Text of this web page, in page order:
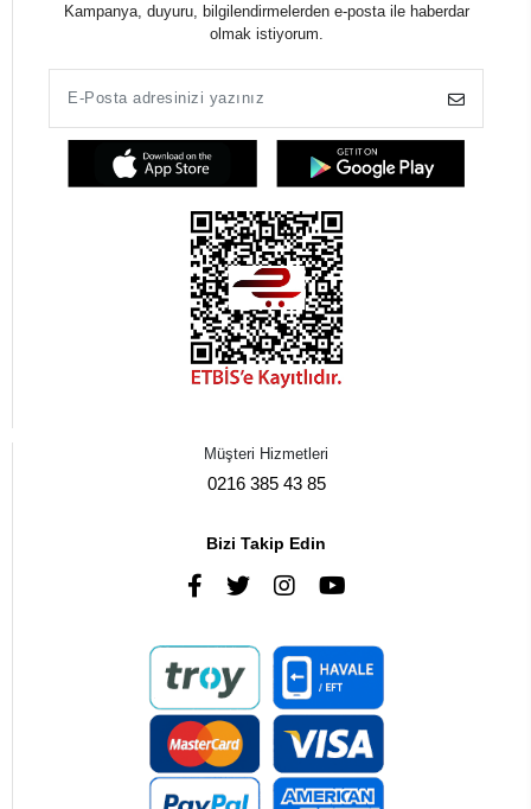
Kampanya, duyuru, bilgilendirmelerden e-posta ile haberdar
olmak istiyorum.
Müşteri Hizmetleri
0216 385 43 85
Bizi Takip Edin